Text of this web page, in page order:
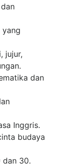
yang
jujur,
dan
Inggris.
budaya
dan 30.